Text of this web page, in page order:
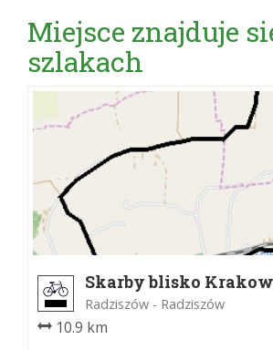
Miejsce znajduje
szlakach
Skarby blisko
11
Radziszów - Radziszów
10.9 km